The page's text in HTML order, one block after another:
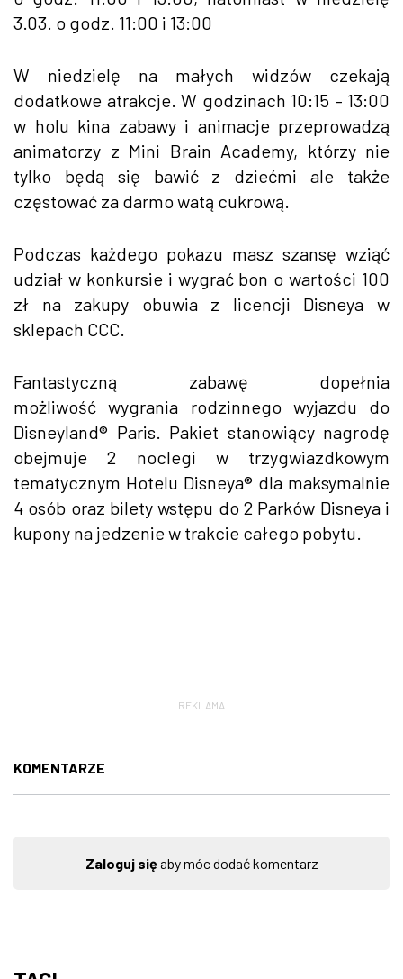
3.03. o godz. 11:00 i 13:00
W niedzielę na małych widzów czekają
dodatkowe atrakcje. W godzinach 10:15 – 13:00
w holu kina zabawy i animacje przeprowadzą
animatorzy z Mini Brain Academy, którzy nie
tylko będą się bawić z dziećmi ale także
częstować za darmo watą cukrową.
Podczas każdego pokazu masz szansę wziąć
udział w konkursie i wygrać bon o wartości 100
zł na zakupy obuwia z licencji Disneya w
sklepach CCC.
Fantastyczną zabawę dopełnia
możliwość wygrania rodzinnego wyjazdu do
Disneyland® Paris. Pakiet stanowiący nagrodę
obejmuje 2 noclegi w trzygwiazdkowym
tematycznym Hotelu Disneya® dla maksymalnie
4 osób oraz bilety wstępu do 2 Parków Disneya i
kupony na jedzenie w trakcie całego pobytu.
REKLAMA
KOMENTARZE
Zaloguj sięaby móc dodać komentarz